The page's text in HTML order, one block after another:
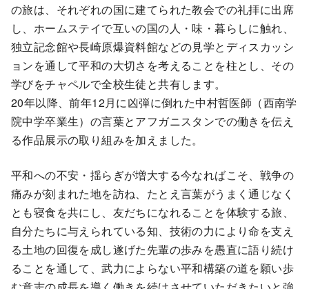
の旅は、それぞれの国に建てられた教会での礼拝に出席
し、ホームステイで互いの国の人・味・暮らしに触れ、
独立記念館や長崎原爆資料館などの見学とディスカッシ
ョンを通して平和の大切さを考えることを柱とし、その
学びをチャペルで全校生徒と共有します。
20年以降、前年12月に凶弾に倒れた中村哲医師（西南学
院中学卒業生）の言葉とアフガニスタンでの働きを伝え
る作品展示の取り組みを加えました。
平和への不安・揺らぎが増大する今なればこそ、戦争の
痛みが刻まれた地を訪ね、たとえ言葉がうまく通じなく
とも寝食を共にし、友だちになれることを体験する旅、
自分たちに与えられている知、技術の力により命を支え
る土地の回復を成し遂げた先輩の歩みを愚直に語り続け
ることを通して、武力によらない平和構築の道を願い歩